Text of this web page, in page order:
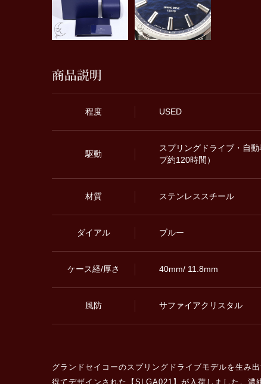
商品説明
程度 USED
駆動
スプリングドライブ・自
ブ約120時間）
材質 ステンレススチール
ダイアル ブルー
ケース経/厚さ 40mm/ 11.8mm
風防 サファイアクリスタル
グランドセイコーのスプリングドライブモデルを生み
得てデザインされた【SLGA021】が入荷しました。